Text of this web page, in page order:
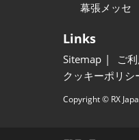
幕張メッセ
Links
Sitemap ご
クッキーポリシ
Copyright © RX